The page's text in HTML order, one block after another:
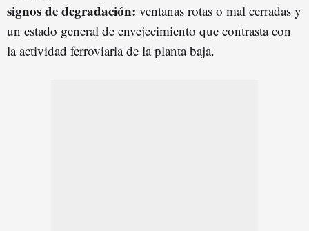
signos de degradación: ventanas rotas o mal cerradas y
un estado general de envejecimiento que contrasta con
la actividad ferroviaria de la planta baja.